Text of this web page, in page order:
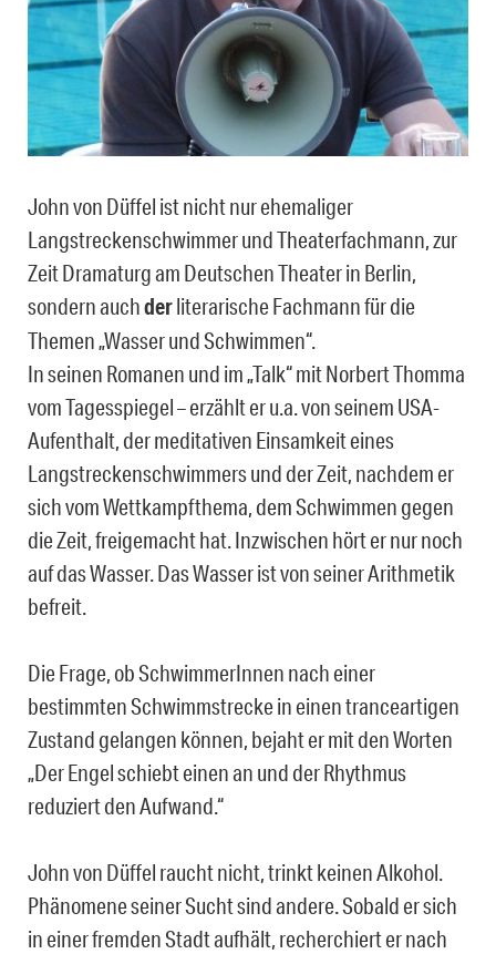
John von Düffel ist nicht nur ehemaliger
Langstreckenschwimmer und Theaterfachmann, zur
Zeit Dramaturg am Deutschen Theater in Berlin,
sondern auchderliterarische Fachmann für die
Themen „Wasser und Schwimmen“.
In seinen Romanen und im „Talk“ mit Norbert Thomma
vom Tagesspiegel – erzählt er u.a. von seinem USA-
Aufenthalt, der meditativen Einsamkeit eines
Langstreckenschwimmers und der Zeit, nachdem er
sich vom Wettkampfthema, dem Schwimmen gegen
die Zeit, freigemacht hat. Inzwischen hört er nur noch
auf das Wasser. Das Wasser ist von seiner Arithmetik
befreit.
Die Frage, ob SchwimmerInnen nach einer
bestimmten Schwimmstrecke in einen tranceartigen
Zustand gelangen können, bejaht er mit den Worten
„Der Engel schiebt einen an und der Rhythmus
reduziert den Aufwand.“
John von Düffel raucht nicht, trinkt keinen Alkohol.
Phänomene seiner Sucht sind andere. Sobald er sich
in einer fremden Stadt aufhält, recherchiert er nach